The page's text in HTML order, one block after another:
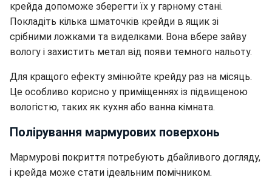
крейда допоможе зберегти їх у гарному стані.
Покладіть кілька шматочків крейди в ящик зі
срібними ложками та виделками. Вона вбере зайву
вологу і захистить метал від появи темного нальоту.
Для кращого ефекту змінюйте крейду раз на місяць.
Це особливо корисно у приміщеннях із підвищеною
вологістю, таких як кухня або ванна кімната.
Полірування мармурових поверхонь
Мармурові покриття потребують дбайливого догляду,
і крейда може стати ідеальним помічником.